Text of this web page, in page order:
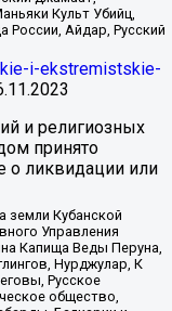
Культ Убийц,
Айдар, Русский
i-ekstremistskie-
и религиозных
принято
о ликвидации или
земли Кубанской
Управления
Капища Веды Перуна,
Нурджулар, К
Русское
общество,